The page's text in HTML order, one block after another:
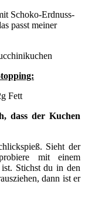
Schoko-Erdnuss-
passt meiner
Fett
dass der Kuchen
Sieht der
mit einem
Stichst du in den
dann ist er